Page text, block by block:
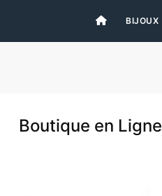
BIJOUX
Boutique en Ligne